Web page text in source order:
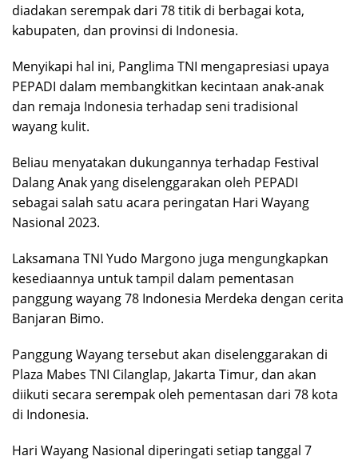
diadakan serempak dari 78 titik di berbagai kota,
kabupaten, dan provinsi di Indonesia.
Menyikapi hal ini, Panglima TNI mengapresiasi upaya
PEPADI dalam membangkitkan kecintaan anak-anak
dan remaja Indonesia terhadap seni tradisional
wayang kulit.
Beliau menyatakan dukungannya terhadap Festival
Dalang Anak yang diselenggarakan oleh PEPADI
sebagai salah satu acara peringatan Hari Wayang
Nasional 2023.
Laksamana TNI Yudo Margono juga mengungkapkan
kesediaannya untuk tampil dalam pementasan
panggung wayang 78 Indonesia Merdeka dengan cerita
Banjaran Bimo.
Panggung Wayang tersebut akan diselenggarakan di
Plaza Mabes TNI Cilanglap, Jakarta Timur, dan akan
diikuti secara serempak oleh pementasan dari 78 kota
di Indonesia.
Hari Wayang Nasional diperingati setiap tanggal 7